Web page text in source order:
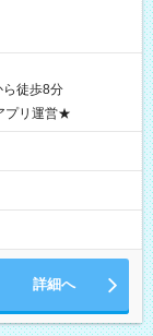
ら徒歩8分
プリ運営★
詳細へ